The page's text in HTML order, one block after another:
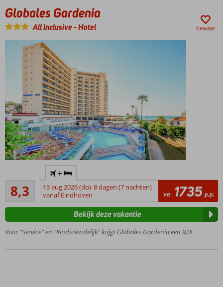
o.a.
een
en
Turks
bad
Fuengirola
makkelijk
te
bereiken
met de
bus
Zelfde
management
als het
populaire
Hotel
Torreblanca
Globales Gardenia
All Inclusive-Hotel bewaar
Comfortabel
hotel
Wandel
zo het
vervelen,
8,3
Zeer goed
12
beoordelingen
+
13 aug 2026 (do) 8 dagen (7 nachten)
vanaf Eindhoven
va 1735 p.p.
Voor “Service” en “Kindvriendelijk” krijgt Globales Gardenia een 9,0!
Bekijk deze vakantie